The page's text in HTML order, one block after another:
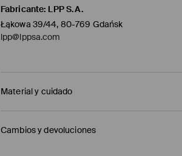
Fabricante: LPP S.A.
Łąkowa 39/44, 80-769 Gdańsk
lpp@lppsa.com
Material y cuidado
1º TELA : 100% POLIURETANO
Cambios y devoluciones